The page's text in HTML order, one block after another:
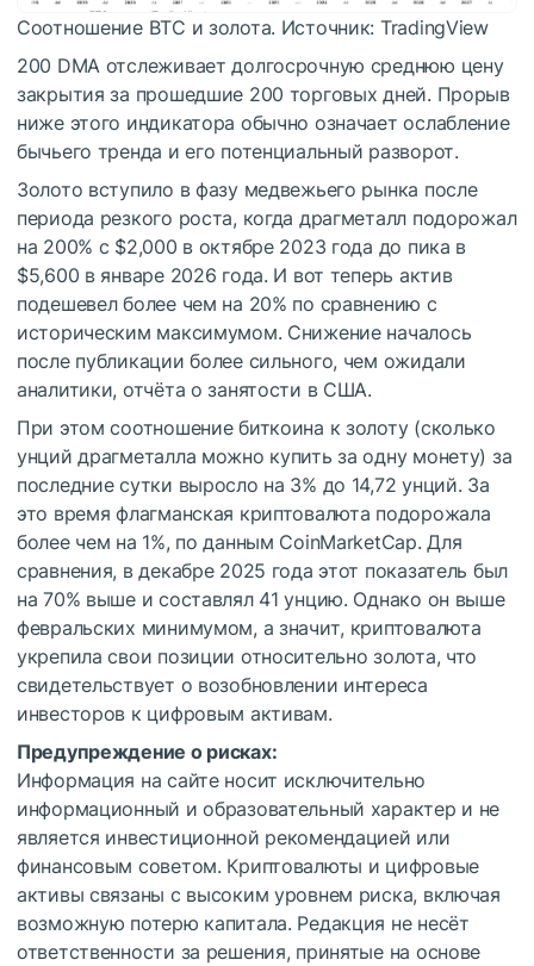
Соотношение BTC и золота. Источник: TradingView
200 DMA отслеживает долгосрочную среднюю цену
закрытия за прошедшие 200 торговых дней. Прорыв
ниже этого индикатора обычно означает ослабление
бычьего тренда и его потенциальный разворот.
Золото вступило в фазу медвежьего рынка после
периода резкого роста, когда драгметалл подорожал
на 200% с $2,000 в октябре 2023 года до пика в
$5,600 в январе 2026 года. И вот теперь актив
подешевел более чем на 20% по сравнению с
историческим максимумом. Снижение началось
после публикации более сильного, чем ожидали
аналитики, отчёта о занятости в США.
При этом соотношение биткоина к золоту (сколько
унций драгметалла можно купить за одну монету) за
последние сутки выросло на 3% до 14,72 унций. За
это время флагманская криптовалюта подорожала
более чем на 1%, по данным CoinMarketCap. Для
сравнения, в декабре 2025 года этот показатель был
на 70% выше и составлял 41 унцию. Однако он выше
февральских минимумом, а значит, криптовалюта
укрепила свои позиции относительно золота, что
свидетельствует о возобновлении интереса
инвесторов к цифровым активам.
Предупреждение о рисках:
Информация на сайте носит исключительно
информационный и образовательный характер и не
является инвестиционной рекомендацией или
финансовым советом. Криптовалюты и цифровые
активы связаны с высоким уровнем риска, включая
возможную потерю капитала. Редакция не несёт
ответственности за решения, принятые на основе